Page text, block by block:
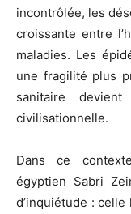
incontrôlée, les
croissante entre
maladies. Les
une fragilité plus
sanitaire
civilisationnelle.
Dans ce
égyptien Sabri
d’inquiétude :